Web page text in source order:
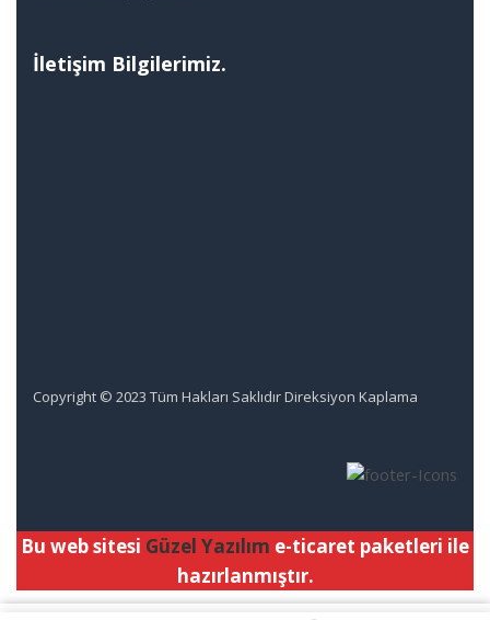
İletişim Bilgilerimiz.
Copyright © 2023 Tüm Hakları Saklıdır Direksiyon Kaplama
Bu web sitesi Güzel Yazılım e-ticaret paketleri ile
hazırlanmıştır.